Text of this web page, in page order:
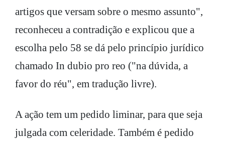
artigos que versam sobre o mesmo assunto",
reconheceu a contradição e explicou que a
escolha pelo 58 se dá pelo princípio jurídico
chamado In dubio pro reo ("na dúvida, a
favor do réu", em tradução livre).
A ação tem um pedido liminar, para que seja
julgada com celeridade. Também é pedido